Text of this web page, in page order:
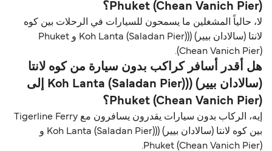
Phuket (Chean Vanich Pier)؟
لا، حالياً المشغلين ما يسمحون للسيارات في الرحلات بين كوه
لانتا (سالادان بيير) ((Koh Lanta (Saladan Pier) و Phuket
(Chean Vanich Pier).
هل أقدر أسافر كراكب بدون سيارة من كوه لانتا
(سالادان بيير) ((Koh Lanta (Saladan Pier) إلى
Phuket (Chean Vanich Pier)؟
إيه، الركاب بدون سيارات يقدرون يسافرون مع Tigerline Ferry
بين كوه لانتا (سالادان بيير) ((Koh Lanta (Saladan Pier) و
Phuket (Chean Vanich Pier).